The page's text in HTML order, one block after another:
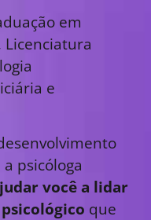
em
Licenciatura
e
psicóloga
você a lidar
que